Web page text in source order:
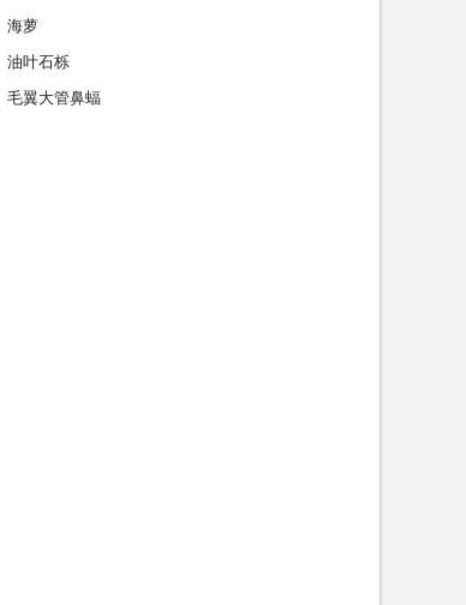
海萝
油叶石栎
毛翼大管鼻蝠